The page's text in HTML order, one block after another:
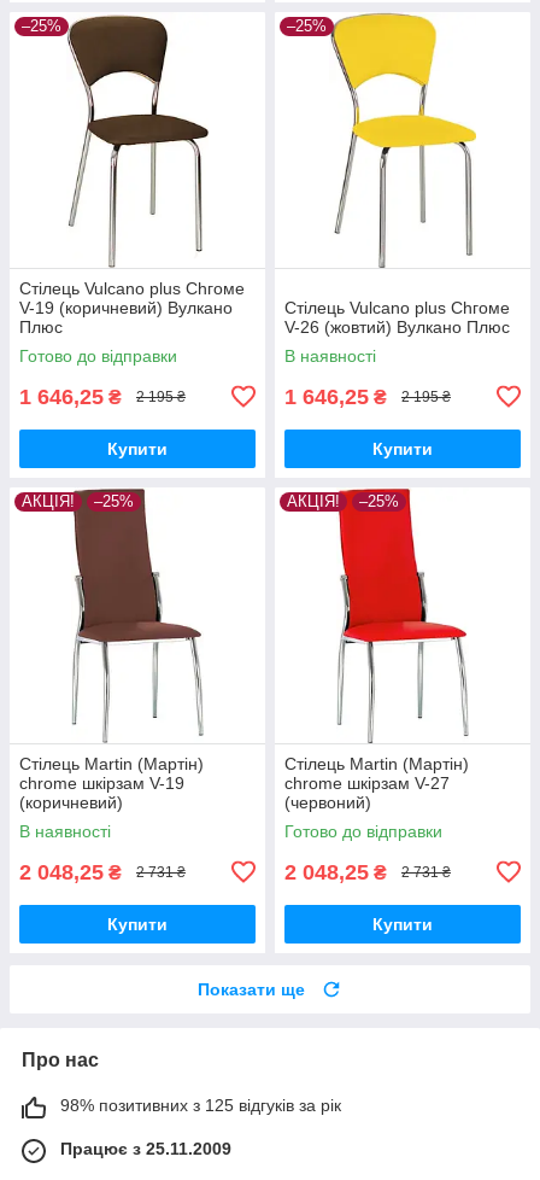
–25%
Стілець Vulcano plus Сhгоме
V-19 (коричневий) Вулканo
Плюс
Готово до відправки
1 646,25 ₴ 2 195 ₴
Купити
–25%
Стілець Vulcano plus Сhгоме
V-26 (жовтий) Вулканo Плюс
В наявності
1 646,25 ₴ 2 195 ₴
Купити
АКЦІЯ! –25%
Стілець Martin (Мартін)
chrome шкірзам V-19
(коричневий)
В наявності
2 048,25 ₴ 2 731 ₴
Купити
АКЦІЯ! –25%
Стілець Martin (Мартін)
chrome шкірзам V-27
(червоний)
Готово до відправки
2 048,25 ₴ 2 731 ₴
Купити
Показати ще
Про нас
98% позитивних з 125 відгуків за рік
Працює з 25.11.2009